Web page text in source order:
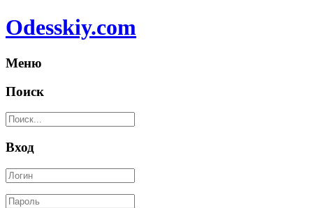
Odesskiy.com
Меню
Поиск
Вход